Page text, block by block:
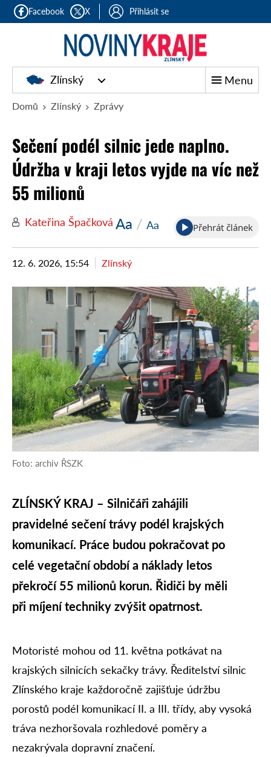
Facebook X Přihlásit se
Zlínský Menu
Domů Zlínský Zprávy
Sečení podél silnic jede naplno.
Údržba v kraji letos vyjde na víc než
55 milionů
Kateřina Špačková Aa / Aa Přehrát článek
12. 6. 2026, 15:54 Zlínský
Foto: archiv ŘSZK
ZLÍNSKÝ KRAJ – Silničáři zahájili
pravidelné sečení trávy podél krajských
komunikací. Práce budou pokračovat po
celé vegetační období a náklady letos
překročí 55 milionů korun. Řidiči by měli
při míjení techniky zvýšit opatrnost.
Motoristé mohou od 11. května potkávat na
krajských silnicích sekačky trávy. Ředitelství silnic
Zlínského kraje každoročně zajišťuje údržbu
porostů podél komunikací II. a III. třídy, aby vysoká
tráva nezhoršovala rozhledové poměry a
nezakrývala dopravní značení.